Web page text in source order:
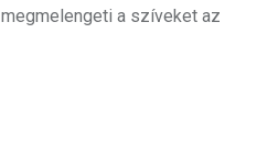
megmelengeti a szíveket az